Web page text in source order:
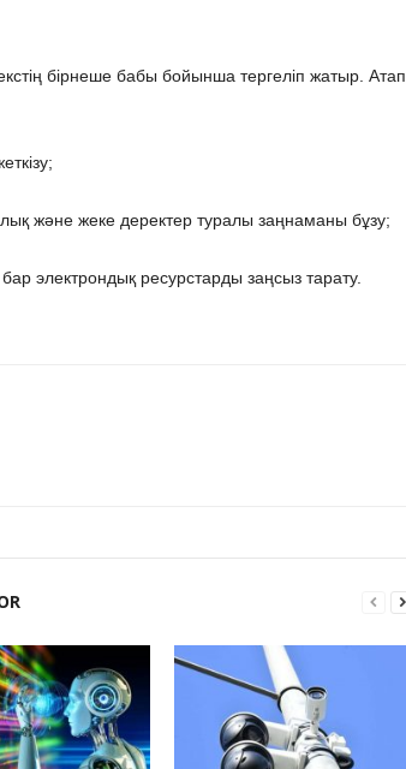
бірнеше бабы бойынша тергеліп жатыр. Атап
және жеке деректер туралы заңнаманы бұзу;
бар электрондық ресурстарды заңсыз тарату.